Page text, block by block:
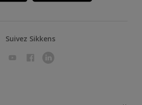
Suivez Sikkens